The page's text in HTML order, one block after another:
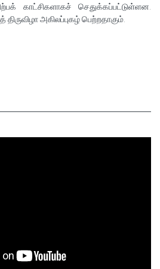
காட்சிகளாகச் செதுக்கப்பட்டுள்ளன.
அகிலப்புகழ் பெற்றதாகும்.